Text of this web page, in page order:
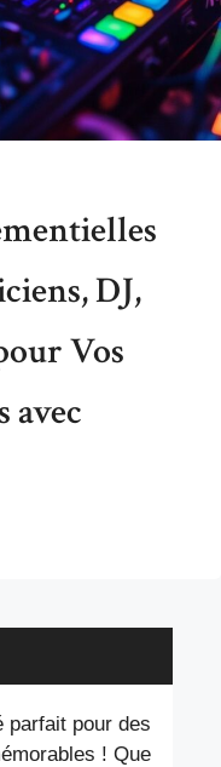
DJ,
Vos
avec
parfait pour des
! Que